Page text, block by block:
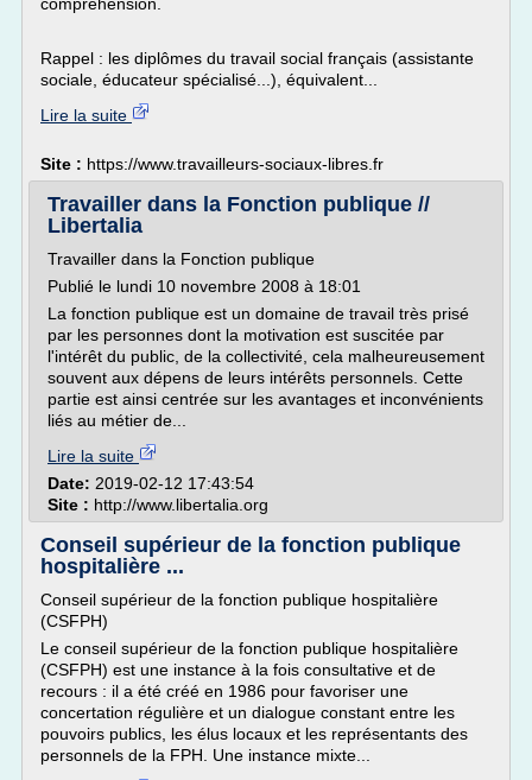
Rappel : les diplômes du travail social français (assistante
sociale, éducateur spécialisé...), équivalent...
Lire la suite
Site : https://www.travailleurs-sociaux-libres.fr
Travailler dans la Fonction publique //
Libertalia
Travailler dans la Fonction publique
Publié le lundi 10 novembre 2008 à 18:01
La fonction publique est un domaine de travail très prisé
par les personnes dont la motivation est suscitée par
l'intérêt du public, de la collectivité, cela malheureusement
souvent aux dépens de leurs intérêts personnels. Cette
partie est ainsi centrée sur les avantages et inconvénients
liés au métier de...
Lire la suite
Date: 2019-02-12 17:43:54
Site : http://www.libertalia.org
Conseil supérieur de la fonction publique
hospitalière ...
Conseil supérieur de la fonction publique hospitalière
(CSFPH)
Le conseil supérieur de la fonction publique hospitalière
(CSFPH) est une instance à la fois consultative et de
recours : il a été créé en 1986 pour favoriser une
concertation régulière et un dialogue constant entre les
pouvoirs publics, les élus locaux et les représentants des
personnels de la FPH. Une instance mixte...